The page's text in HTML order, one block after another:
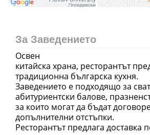
За Заведението
Освен
китайска храна, ресторантът
традиционна българска кухня.
Заведението е подходящо за
абитуриентски балове,
за които могат да бъдат
допълнителни отстъпки.
Ресторантът предлага доставка